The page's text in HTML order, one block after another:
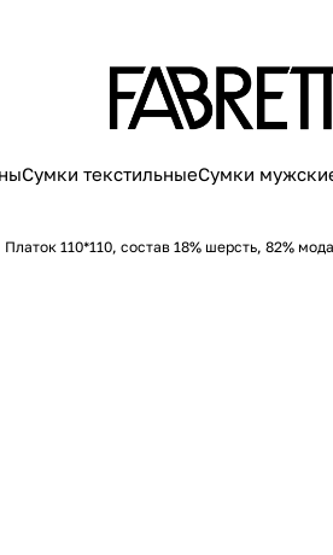
Сумки текстильныеСумки
Платок 110*110, состав 18% шерсть, 82%